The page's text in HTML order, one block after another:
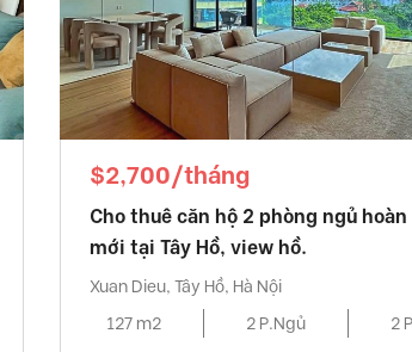
$2,700/tháng
Cho thuê căn hộ 2 phòng ngủ
mới tại Tây Hồ, view hồ.
Xuan Dieu, Tây Hồ, Hà Nội
127 m2
2 P.Ngủ 2